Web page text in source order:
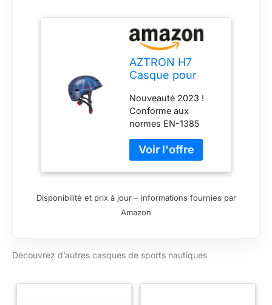
AZTRON H7
Casque pour
Nautiques Adulte
Unisexe,
Multicolore, S/M
Nouveauté 2023 !
Conforme aux
normes EN-1385
sports nautiques
Coque extérieure
légère avec trous de
en mousse visco-
élastique Système de
Disponibilité et prix à jour – informations fournies par
Amazon
Découvrez d’autres casques de sports nautiques